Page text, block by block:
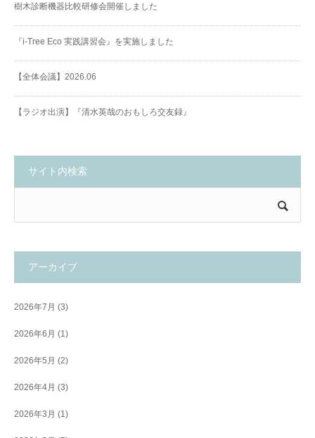
樹木診断機器比較研修会開催しました
『i-Tree Eco 実践講習会』を実施しました
【全体会議】2026.06
【ラジオ出演】『清水英哉のおもしろ交友録』
サイト内検索
アーカイブ
2026年7月 (3)
2026年6月 (1)
2026年5月 (2)
2026年4月 (3)
2026年3月 (1)